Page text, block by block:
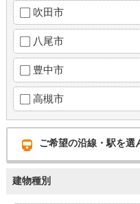
吹田市
八尾市
豊中市
高槻市
ご希望の沿線・駅を選
建物種別